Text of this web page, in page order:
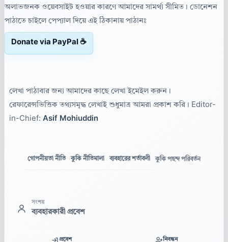
অলাভজনক ওয়েবসাইট হওয়ার কারণে আমাদের সামর্থ্য সীমিত। ডোনেশন
পাঠাতে চাইলে পেপ্যাল দিয়ে এই ঠিকানায় পাঠানঃ
Donate via PayPal ☕
লেখা পাঠাবার জন্য আমাদের কাছে লেখা ইমেইল করুন।
রেফারেন্সভিত্তিক তথ্যসমৃদ্ধ লেখাই শুধুমাত্র আমরা প্রকাশ করি। Editor-
in-Chief: Asif Mohiuddin
গোপনীয়তা নীতি কুকি নীতিমালা ব্যবহারের শর্তাবলী কুকি পছন্দ পরিবর্তন
সংশয়
ব্যবহারকারী প্রবেশ
প্রবেশ নিবন্ধন